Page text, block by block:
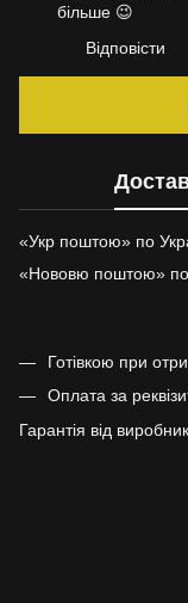
більше 😉
Відповісти
«Укр поштою» по
«Нововю поштою» по
Готівкою при
Оплата за
Гарантія від